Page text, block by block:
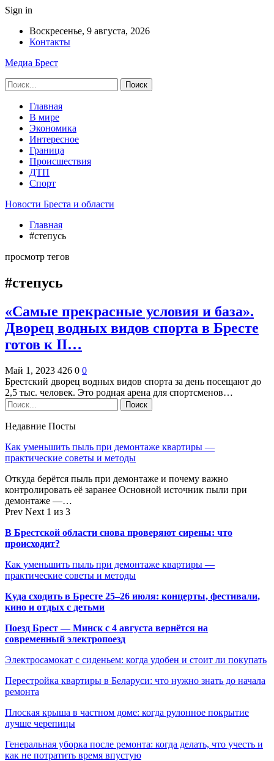
Sign in
Воскресенье, 9 августа, 2026
Контакты
Медиа Брест
Главная
В мире
Экономика
Интересное
Граница
Происшествия
ДТП
Спорт
Новости Бреста и области
Главная
#степусь
просмотр тегов
#степусь
«Самые прекрасные условия и база».
Дворец водных видов спорта в Бресте
готов к II…
Май 1, 2023 426 0 0
Брестский дворец водных видов спорта за день посещают до
2,5 тыс. человек. Это родная арена для спортсменов…
Недавние Посты
Как уменьшить пыль при демонтаже квартиры —
практические советы и методы
Откуда берётся пыль при демонтаже и почему важно
контролировать её заранее Основной источник пыли при
демонтаже —…
Prev Next 1 из 3
В Брестской области снова проверяют сирены: что
происходит?
Как уменьшить пыль при демонтаже квартиры —
практические советы и методы
Куда сходить в Бресте 25–26 июля: концерты, фестивали,
кино и отдых с детьми
Поезд Брест — Минск с 4 августа вернётся на
современный электропоезд
Электросамокат с сиденьем: когда удобен и стоит ли покупать
Перестройка квартиры в Беларуси: что нужно знать до начала
ремонта
Плоская крыша в частном доме: когда рулонное покрытие
лучше черепицы
Генеральная уборка после ремонта: когда делать, что учесть и
как не потратить время впустую